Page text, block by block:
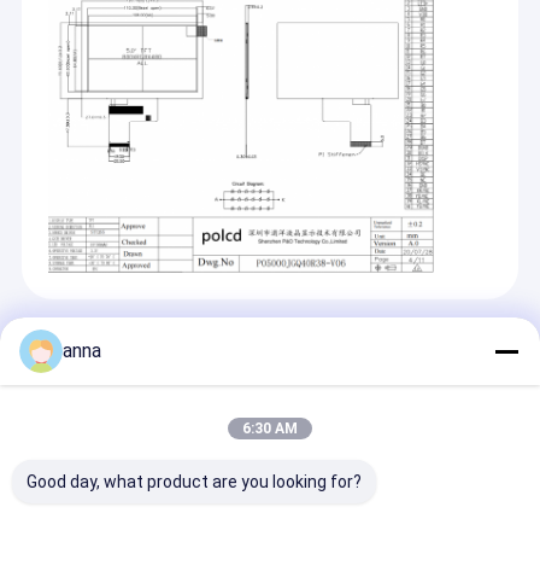
Recommended Products
anna
6:30 AM
Good day, what product are you looking for?